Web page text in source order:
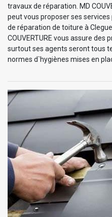
travaux de réparation. MD
peut vous proposer ses
de réparation de toiture à
COUVERTURE vous assure
surtout ses agents seront tous
normes d`hygiènes mises en